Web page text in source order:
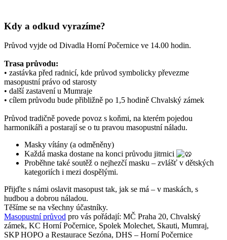
Kdy a odkud vyrazíme?
Průvod vyjde od Divadla Horní Počernice ve 14.00 hodin.
Trasa průvodu:
• zastávka před radnicí, kde průvod symbolicky převezme
masopustní právo od starosty
• další zastavení u Mumraje
• cílem průvodu bude přibližně po 1,5 hodině Chvalský zámek
Průvod tradičně povede povoz s koňmi, na kterém pojedou
harmonikáři a postarají se o tu pravou masopustní náladu.
Masky vítány (a odměněny)
Každá maska dostane na konci průvodu jitrnici
Proběhne také soutěž o nejhezčí masku – zvlášť v dětských
kategoriích i mezi dospělými.
Přijďte s námi oslavit masopust tak, jak se má – v maskách, s
hudbou a dobrou náladou.
Těšíme se na všechny účastníky.
Masopustní průvod pro vás pořádají: MČ Praha 20, Chvalský
zámek, KC Horní Počernice, Spolek Molechet, Skauti, Mumraj,
SKP HOPO a Restaurace Sezóna, DHS – Horní Počernice